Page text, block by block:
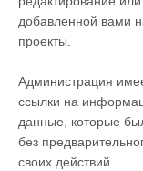
добавленной вами
проекты.
Администрация
ссылки на
данные, которые
без
своих действий.